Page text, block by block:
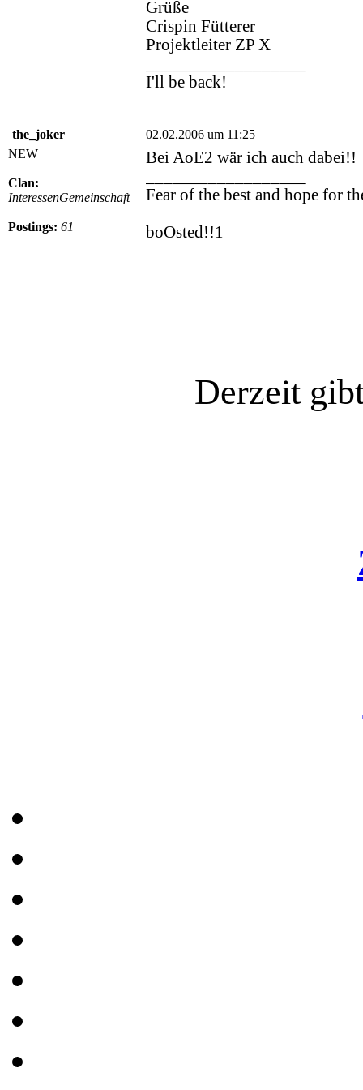
Grüße
Crispin Fütterer
Projektleiter ZP X
I'll be back!
the_joker
02.02.2006 um 11:25
NEW
Clan:
InteressenGemeinschaft
Postings: 61
Bei AoE2 wär ich auch dabei!!
Fear of the best and hope for
boOsted!!1
Derzeit